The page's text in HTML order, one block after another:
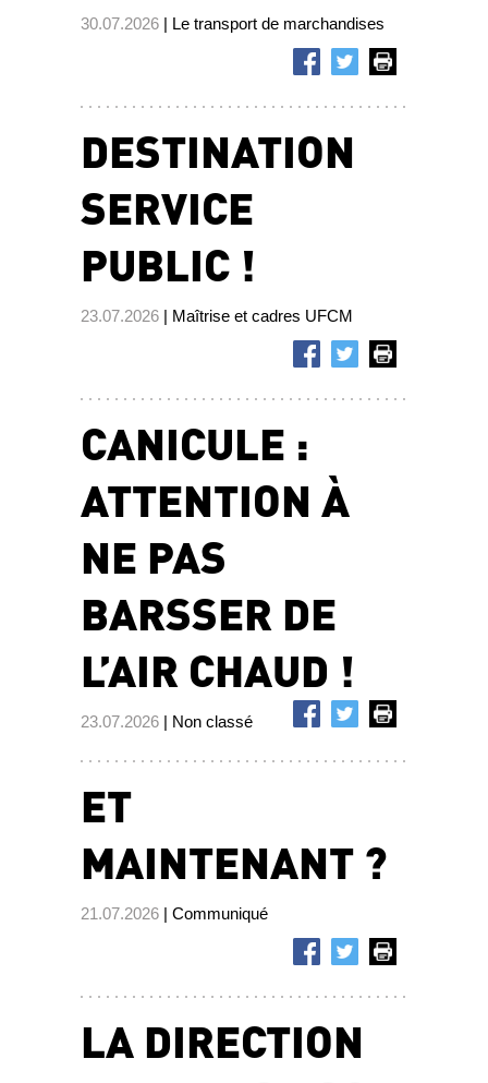
30.07.2026 | Le transport de marchandises
DESTINATION
SERVICE
PUBLIC !
23.07.2026 | Maîtrise et cadres UFCM
CANICULE :
ATTENTION À
NE PAS
BARSSER DE
L’AIR CHAUD !
23.07.2026 | Non classé
ET
MAINTENANT ?
21.07.2026 | Communiqué
LA DIRECTION